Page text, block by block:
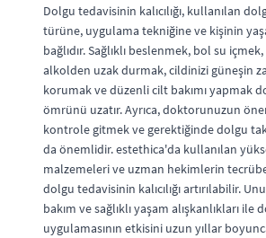
Dolgu tedavisinin kalıcılığı, kullanılan
türüne, uygulama tekniğine ve kişinin
bağlıdır. Sağlıklı beslenmek, bol su
alkolden uzak durmak, cildinizi güneşin
korumak ve düzenli cilt bakımı yapmak
ömrünü uzatır. Ayrıca, doktorunuzun
kontrole gitmek ve gerektiğinde dolgu
da önemlidir. estethica'da kullanılan
malzemeleri ve uzman hekimlerin
dolgu tedavisinin kalıcılığı artırılabilir.
bakım ve sağlıklı yaşam alışkanlıkları ile
uygulamasının etkisini uzun yıllar